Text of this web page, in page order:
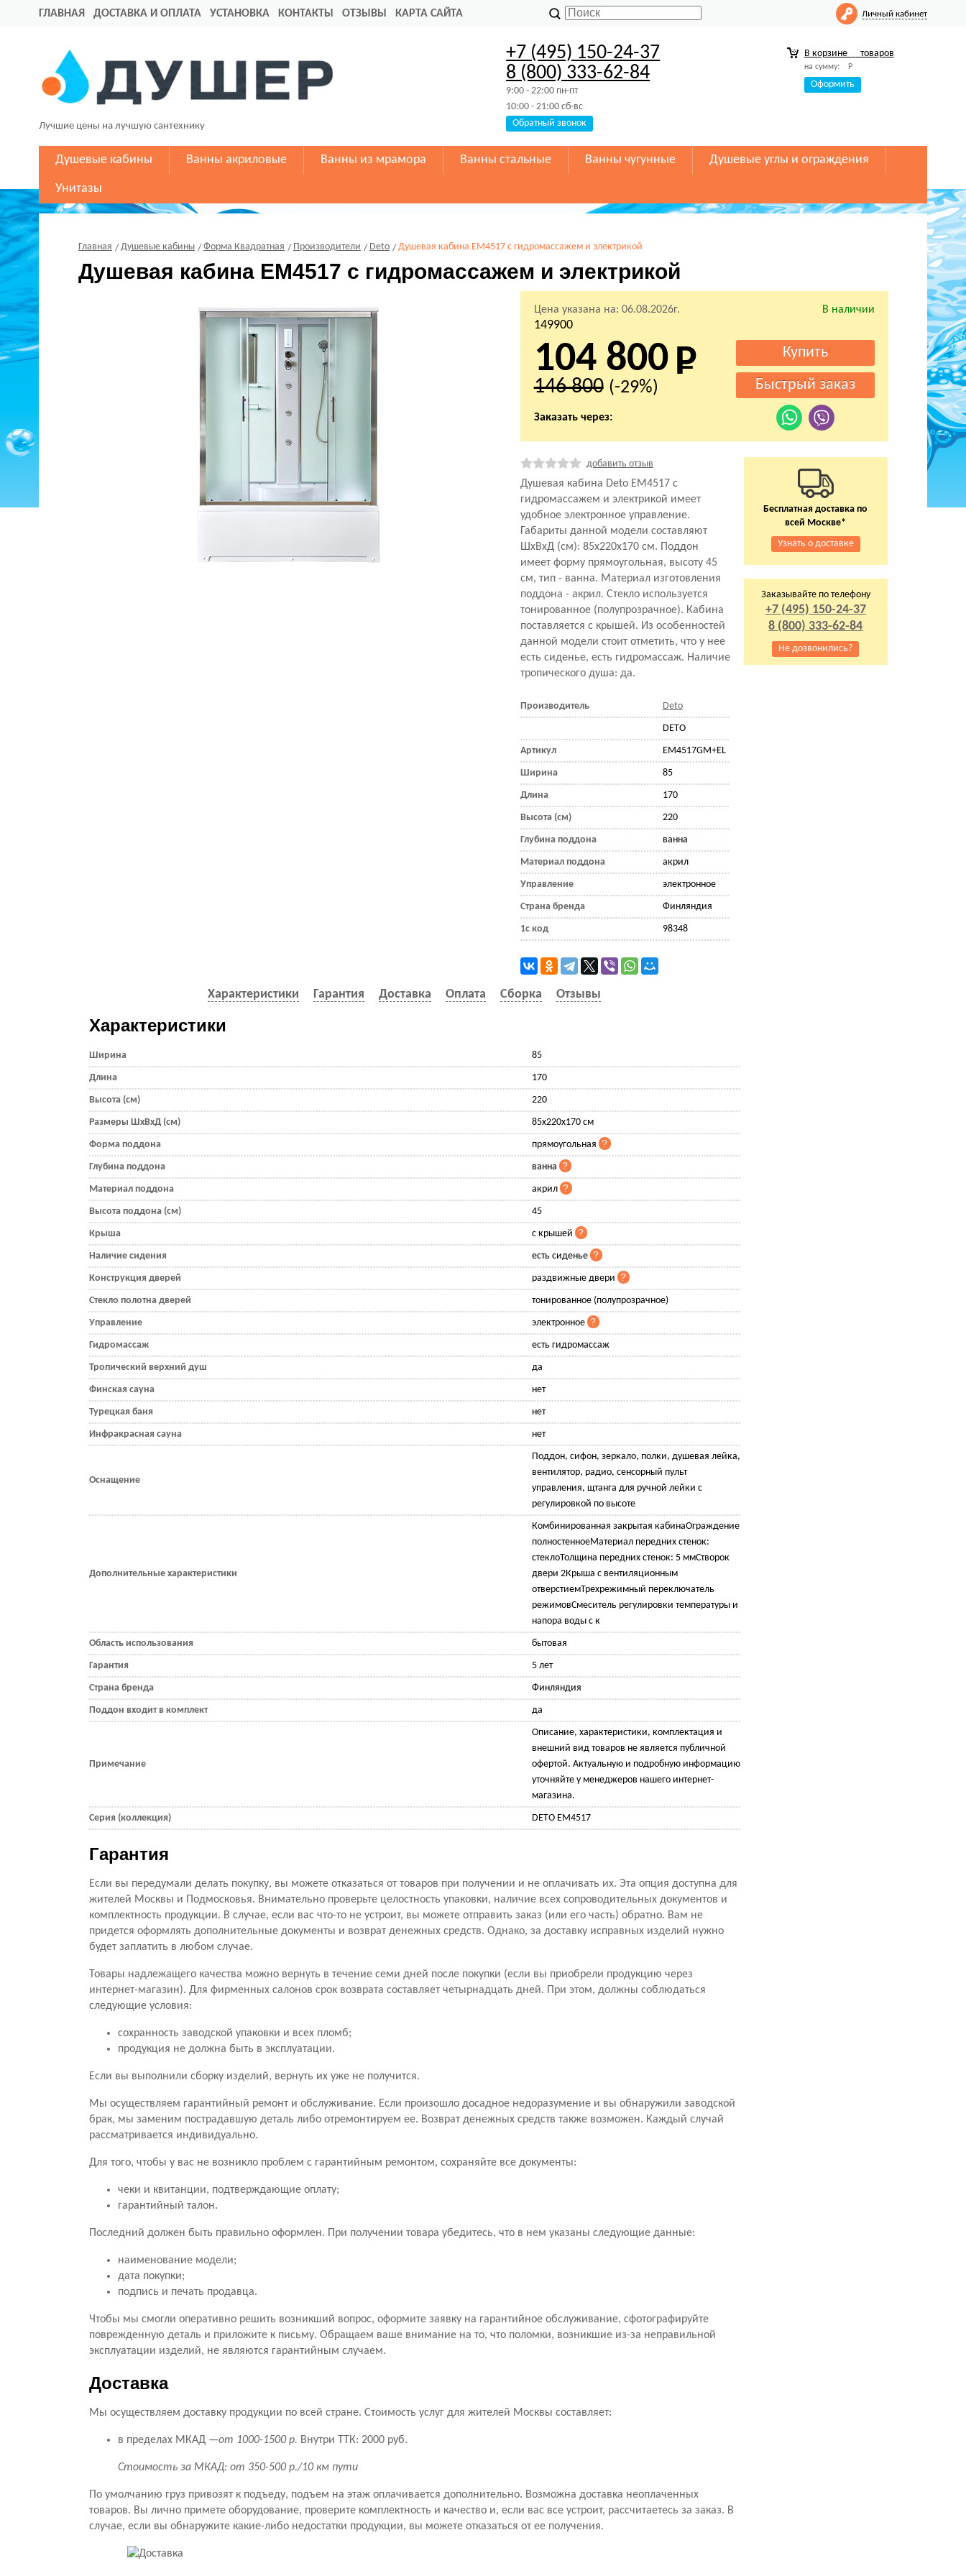
ГЛАВНАЯ ДОСТАВКА И ОПЛАТА УСТАНОВКА КОНТАКТЫ ОТЗЫВЫ КАРТА САЙТА Личный кабинет
Лучшие цены на лучшую сантехнику
+7 (495) 150-24-37
8 (800) 333-62-84
9:00 - 22:00 пн-пт
10:00 - 21:00 сб-вс
Обратный звонок
В корзине товаров
на сумму: Р
Оформить
Душевые кабины Ванны акриловые Ванны из мрамора Ванны стальные Ванны чугунные Душевые углы и ограждения
Унитазы
Главная Душевые кабины Форма Квадратная Производители Deto Душевая кабина EM4517 с гидромассажем и электрикой
Душевая кабина EM4517 с гидромассажем и электрикой
Цена указана на: 06.08.2026г. В наличии
149900
104 800
146 800 (-29%)
Заказать через:
добавить отзыв
Душевая кабина Deto ЕМ4517 с
гидромассажем и электрикой имеет
удобное электронное управление.
Габариты данной модели составляют
ШхВхД (см): 85x220x170 см. Поддон
имеет форму прямоугольная, высоту 45
см, тип - ванна. Материал изготовления
поддона - акрил. Стекло используется
тонированное (полупрозрачное). Кабина
поставляется с крышей. Из особенностей
данной модели стоит отметить, что у нее
есть сиденье, есть гидромассаж. Наличие
тропического душа: да.
Производитель Deto
DETO
Артикул EM4517GM+EL
Ширина 85
Длина 170
Высота (см) 220
Глубина поддона ванна
Материал поддона акрил
Управление электронное
Страна бренда Финляндия
1с код 98348
Характеристики Гарантия Доставка Оплата Сборка Отзывы
Характеристики
Ширина 85
Длина 170
Высота (см) 220
Размеры ШхВхД (см) 85x220x170 см
Форма поддона прямоугольная
Глубина поддона ванна
Материал поддона акрил
Высота поддона (см) 45
Крыша с крышей
Наличие сидения есть сиденье
Конструкция дверей раздвижные двери
Стекло полотна дверей тонированное (полупрозрачное)
Управление электронное
Гидромассаж есть гидромассаж
Тропический верхний душ да
Финская сауна нет
Турецкая баня нет
Инфракрасная сауна нет
Оснащение
Поддон, сифон, зеркало, полки, душевая лейка,
вентилятор, радио, сенсорный пульт
управления, щтанга для ручной лейки с
регулировкой по высоте
Дополнительные характеристики
Комбинированная закрытая кабинаОграждение
полностенноеМатериал передних стенок:
стеклоТолщина передних стенок: 5 ммСтворок
двери 2Крыша с вентиляционным
отверстиемТрехрежимный переключатель
режимовСмеситель регулировки температуры и
напора воды с к
Область использования бытовая
Гарантия 5 лет
Страна бренда Финляндия
Поддон входит в комплект да
Примечание
Описание, характеристики, комплектация и
внешний вид товаров не является публичной
офертой. Актуальную и подробную информацию
уточняйте у менеджеров нашего интернет-
магазина.
Серия (коллекция) DETO ЕМ4517
Гарантия
Если вы передумали делать покупку, вы можете отказаться от товаров при получении и не оплачивать их. Эта опция доступна для
жителей Москвы и Подмосковья. Внимательно проверьте целостность упаковки, наличие всех сопроводительных документов и
комплектность продукции. В случае, если вас что-то не устроит, вы можете отправить заказ (или его часть) обратно. Вам не
придется оформлять дополнительные документы и возврат денежных средств. Однако, за доставку исправных изделий нужно
будет заплатить в любом случае.
Товары надлежащего качества можно вернуть в течение семи дней после покупки (если вы приобрели продукцию через
интернет-магазин). Для фирменных салонов срок возврата составляет четырнадцать дней. При этом, должны соблюдаться
следующие условия:
сохранность заводской упаковки и всех пломб;
продукция не должна быть в эксплуатации.
Если вы выполнили сборку изделий, вернуть их уже не получится.
Мы осуществляем гарантийный ремонт и обслуживание. Если произошло досадное недоразумение и вы обнаружили заводской
брак, мы заменим пострадавшую деталь либо отремонтируем ее. Возврат денежных средств также возможен. Каждый случай
рассматривается индивидуально.
Для того, чтобы у вас не возникло проблем с гарантийным ремонтом, сохраняйте все документы:
чеки и квитанции, подтверждающие оплату;
гарантийный талон.
Последний должен быть правильно оформлен. При получении товара убедитесь, что в нем указаны следующие данные:
наименование модели;
дата покупки;
подпись и печать продавца.
Чтобы мы смогли оперативно решить возникший вопрос, оформите заявку на гарантийное обслуживание, сфотографируйте
поврежденную деталь и приложите к письму. Обращаем ваше внимание на то, что поломки, возникшие из-за неправильной
эксплуатации изделий, не являются гарантийным случаем.
Доставка
Мы осуществляем доставку продукции по всей стране. Стоимость услуг для жителей Москвы составляет:
в пределах МКАД —от 1000-1500 р. Внутри ТТК: 2000 руб.
Стоимость за МКАД: от 350-500 р./10 км пути
По умолчанию груз привозят к подъеду, подъем на этаж оплачивается дополнительно. Возможна доставка неоплаченных
товаров. Вы лично примете оборудование, проверите комплектность и качество и, если вас все устроит, рассчитаетесь за заказ. В
случае, если вы обнаружите какие-либо недостатки продукции, вы можете отказаться от ее получения.
Бесплатная доставка по
всей Москве*
Узнать о доставке
Заказывайте по телефону
+7 (495) 150-24-37
8 (800) 333-62-84
Не дозвонились?